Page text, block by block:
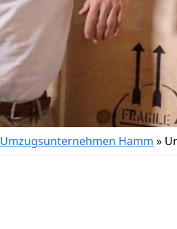
Umzugsunternehmen Hamm »